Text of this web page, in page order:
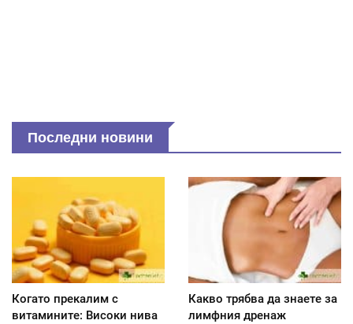
Последни новини
Когато прекалим с
витамините: Високи нива
Какво трябва да знаете за
лимфния дренаж